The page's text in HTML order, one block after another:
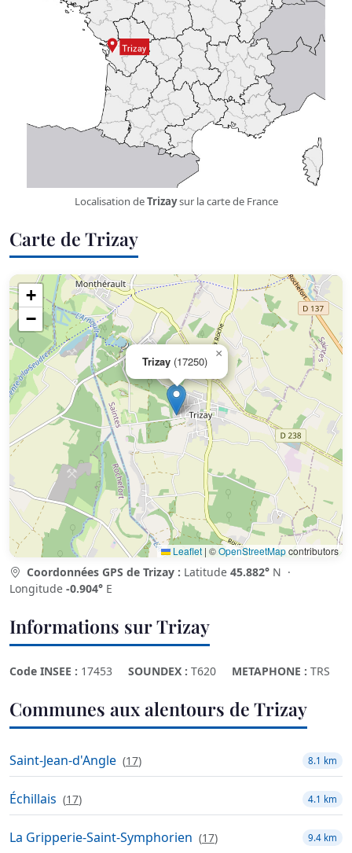
Localisation deTrizaysur la carte de France
Carte de Trizay
Trizay (17250)
×
+
−
Leaflet | ©OpenStreetMapcontributors
Coordonnées GPS de Trizay : Latitude 45.882° N ·
Longitude -0.904° E
Informations sur Trizay
Code INSEE : 17453 SOUNDEX : T620 METAPHONE : TRS
Communes aux alentours de Trizay
Saint-Jean-d'Angle (17) 8.1 km
Échillais (17) 4.1 km
La Gripperie-Saint-Symphorien (17) 9.4 km